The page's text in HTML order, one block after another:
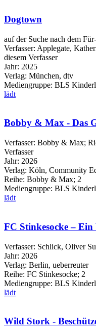
Dogtown
auf der Suche nach dem
Verfasser: Applegate,
diesem Verfasser
Jahr: 2025
Verlag: München, dtv
Mediengruppe: BLS
lädt
Bobby & Max - Das
Verfasser: Bobby & Max;
Verfasser
Jahr: 2026
Verlag: Köln, Community
Reihe: Bobby & Max; 2
Mediengruppe: BLS
lädt
FC Stinkesocke – Ein
Verfasser: Schlick, Oliver
Jahr: 2026
Verlag: Berlin, ueberreuter
Reihe: FC Stinkesocke; 2
Mediengruppe: BLS
lädt
Wild Stork -